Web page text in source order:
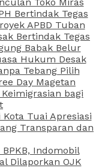
Bertindak Tegas
APBD Tuban
Bertindak Tegas
Babak Belur
Hukum Desak
Tebang Pilih
Day Magetan
bagi
Tuai Apresiasi
Transparan dan
Indomobil
Dilaporkan OJK